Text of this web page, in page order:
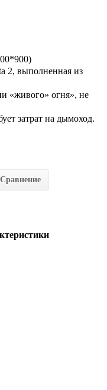
2, выполненная из
«живого» огня», не
затрат на дымоход.
Сравнение